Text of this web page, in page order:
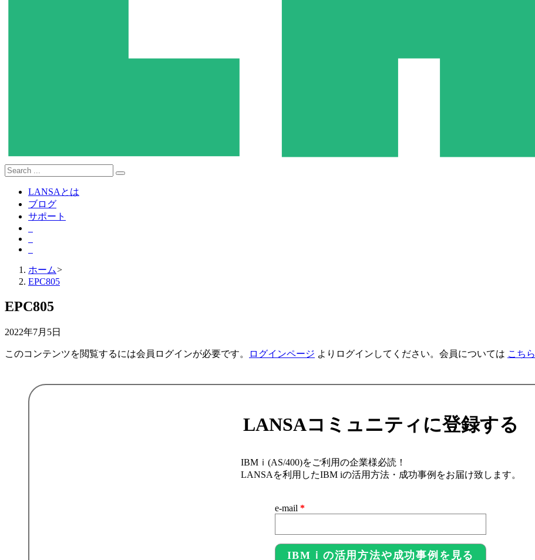
LANSAとは
ブログ
サポート
ホーム>
EPC805
EPC805
2022年7月5日
このコンテンツを閲覧するには会員ログインが必要です。 ログインページ よりログインしてください。会員については こちら
LANSAコミュニティに登録する
IBMｉ(AS/400)をご利用の企業様必読！
LANSAを利用したIBM iの活用方法・成功事例をお届け致します。
e-mail *